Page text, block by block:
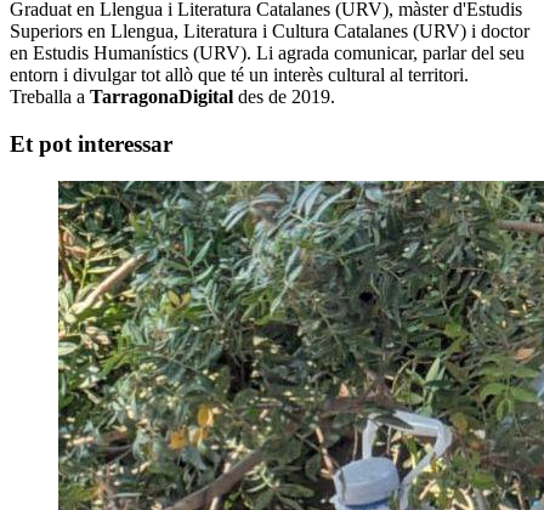
Graduat en Llengua i Literatura Catalanes (URV), màster d'Estudis
Superiors en Llengua, Literatura i Cultura Catalanes (URV) i doctor
en Estudis Humanístics (URV). Li agrada comunicar, parlar del seu
entorn i divulgar tot allò que té un interès cultural al territori.
Treballa a TarragonaDigital des de 2019.
Et pot interessar